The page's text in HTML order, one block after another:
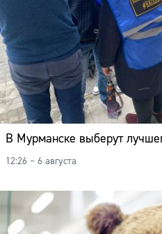
В Мурманске выберут
12:26 – 6 августа